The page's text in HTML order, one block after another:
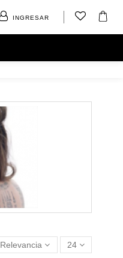
INGRESAR
Relevancia 24